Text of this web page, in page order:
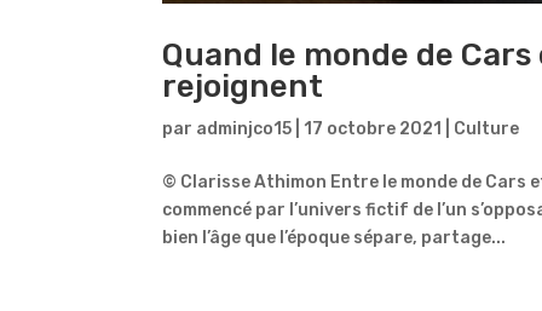
Quand le monde de
rejoignent
par adminjco15 17 octobre 2021 Culture
© Clarisse Athimon Entre le monde de Cars
commencé par l’univers fictif de l’un
bien l’âge que l’époque sépare, partage...